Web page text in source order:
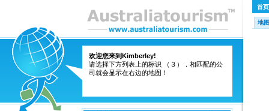
欢迎您来到Kimberley!
请选择下方列表上的标识 （３）．相匹配的公
司就会显示在右边的地图！
首页
地图